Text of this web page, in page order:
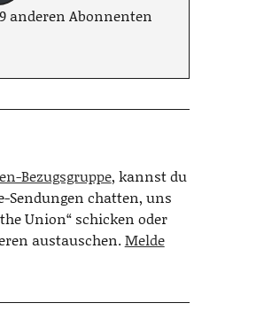
anderen Abonnenten
Bezugsgruppe, kannst du
Sendungen chatten, uns
Union“ schicken oder
austauschen.Melde